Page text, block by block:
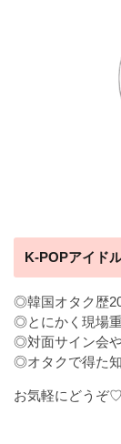
K-POPアイド
◎韓国オタク歴
◎とにかく現場
◎対面サイン会
◎オタクで得た
お気軽にどうぞ♡